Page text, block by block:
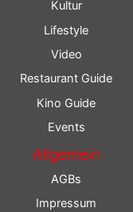
Kultur
Lifestyle
Video
Restaurant Guide
Kino Guide
Events
Allgemein
AGBs
Impressum